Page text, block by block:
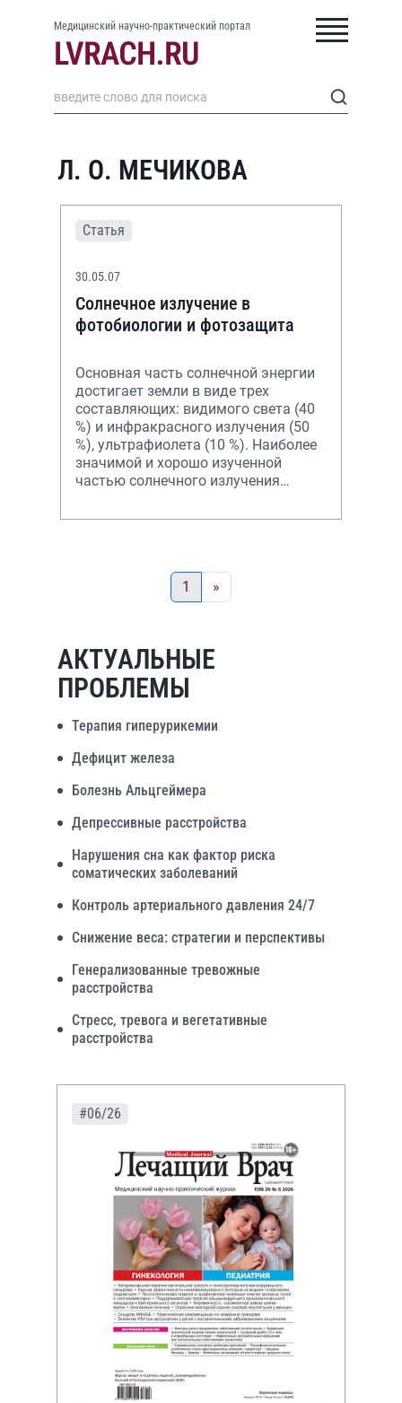
Медицинский научно-практический портал
Л. О. МЕЧИКОВА
Статья
30.05.07
Солнечное излучение в
фотобиологии и фотозащита
Основная часть солнечной энергии
достигает земли в виде трех
составляющих: видимого света (40
%) и инфракрасного излучения (50
%), ультрафиолета (10 %). Наиболее
значимой и хорошо изученной
частью солнечного излучения
1 »
АКТУАЛЬНЫЕ
ПРОБЛЕМЫ
Терапия гиперурикемии
Дефицит железа
Болезнь Альцгеймера
Депрессивные расстройства
Нарушения сна как фактор риска
соматических заболеваний
Контроль артериального давления 24/7
Снижение веса: стратегии и перспективы
Генерализованные тревожные
расстройства
Стресс, тревога и вегетативные
расстройства
#06/26